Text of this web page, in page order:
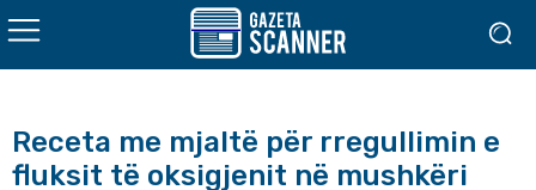
Receta me mjaltë për rregullimin e
fluksit të oksigjenit në mushkëri